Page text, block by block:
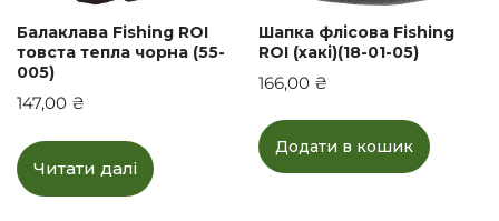
Балаклава Fishing ROI
товста тепла чорна (55-
005)
147,00 ₴
Читати далі
Шапка флісова Fishing
ROI (хакі)(18-01-05)
166,00 ₴
Додати в кошик